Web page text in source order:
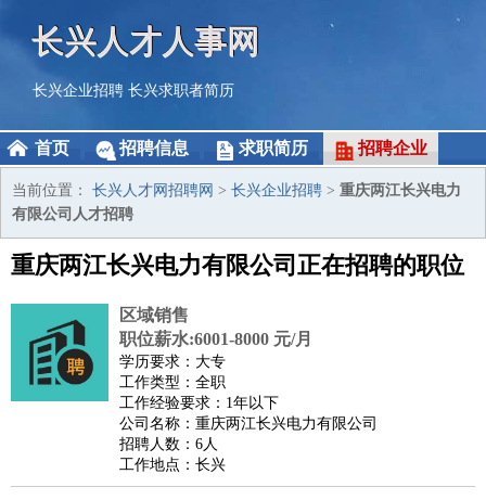
长兴人才人事网
长兴企业招聘 长兴求职者简历
首页 招聘信息 求职简历 招聘企业
当前位置： 长兴人才网招聘网 > 长兴企业招聘 > 重庆两江长兴电力
有限公司人才招聘
重庆两江长兴电力有限公司正在招聘的职位
区域销售
职位薪水:6001-8000 元/月
学历要求：大专
工作类型：全职
工作经验要求：1年以下
公司名称：重庆两江长兴电力有限公司
招聘人数：6人
工作地点：长兴